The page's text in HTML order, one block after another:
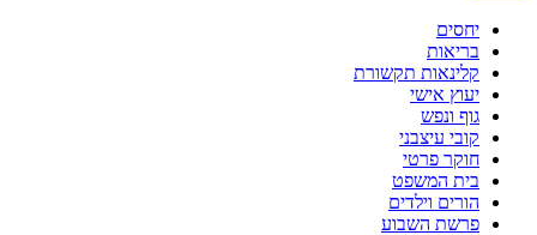
יחסים
בריאות
קלינאות תקשורת
יעוץ אישי
גוף ונפש
קובי עיצבני
חוקר פרטי
בית המשפט
הורים וילדים
פרשת השבוע